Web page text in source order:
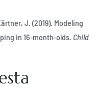
J. (2019). Modeling
in 16‐month‐olds. Child